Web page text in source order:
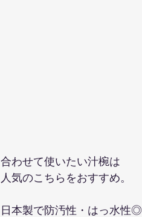
合わせて使いたい汁椀は
人気のこちらをおすすめ。
日本製で防汚性・はっ水性◎